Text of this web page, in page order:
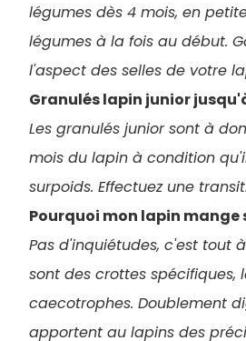
légumes dès 4 mois, en
légumes à la fois au début.
l'aspect des selles de votre
Granulés lapin junior
Les granulés junior sont à
mois du lapin à condition
surpoids. Effectuez une
Pourquoi mon lapin mange
Pas d'inquiétudes, c'est tout
sont des crottes spécifiques,
caecotrophes. Doublement
apportent au lapins des